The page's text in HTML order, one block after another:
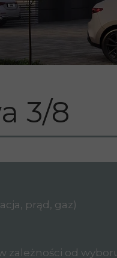
prąd, gaz)
zależności od
3/8